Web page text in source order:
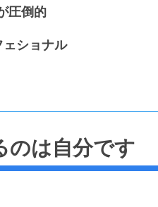
圧倒的
ショナル
のは自分です